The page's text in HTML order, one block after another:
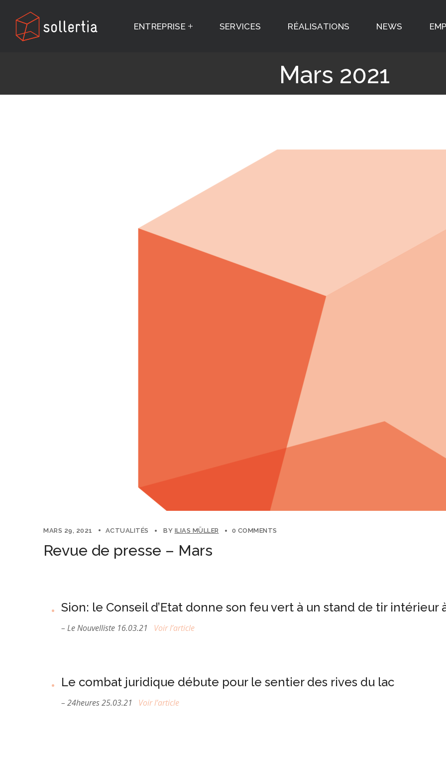
ENTREPRISE SERVICES RÉALISATIONS NEWS
Mars 2021
MARS 29, 2021 ACTUALITÉS BY ILIAS MÜLLER 0 COMMENTS
Revue de presse – Mars
Sion: le Conseil d’Etat donne son feu vert à un stand de tir intérieur
– Le Nouvelliste 16.03.21 Voir l’article
Le combat juridique débute pour le sentier des rives du lac
– 24heures 25.03.21 Voir l’article